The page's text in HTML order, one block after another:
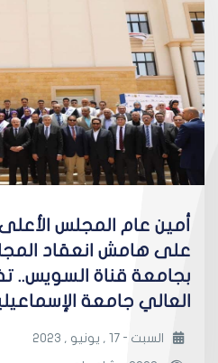
أمين عام المجلس
على هامش انعقاد
بجامعة قناة السويس..
العالي جامعة
السبت - 17 , يونيو , 2023